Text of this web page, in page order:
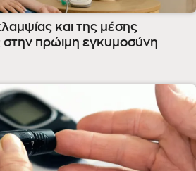
και της μέσης
στην πρώιμη εγκυμοσύνη